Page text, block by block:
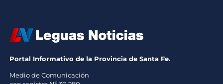
Portal Informativo de la Provincia de Santa Fe.
Medio de Comunicación